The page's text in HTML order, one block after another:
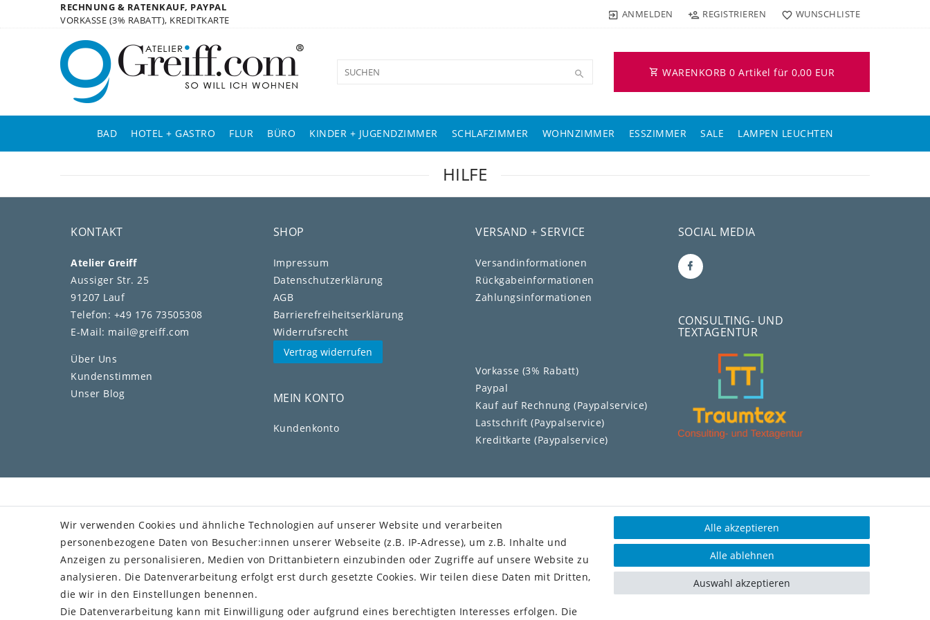
RECHNUNG & RATENKAUF, PAYPAL
VORKASSE (3% RABATT), KREDITKARTE
ANMELDEN REGISTRIEREN WUNSCHLISTE
WARENKORB 0 Artikel für 0,00 EUR
BAD HOTEL + GASTRO FLUR BÜRO KINDER + JUGENDZIMMER SCHLAFZIMMER WOHNZIMMER ESSZIMMER SALE LAMPEN LEUCHTEN
HILFE
KONTAKT
Atelier Greiff
Aussiger Str. 25
91207 Lauf
Telefon: +49 176 73505308
E-Mail: mail@greiff.com
Über Uns
Kundenstimmen
Unser Blog
SHOP
Impressum
Daten­schutz­erklärung
AGB
Barrierefreiheitserklärung
Widerrufs­recht
Vertrag widerrufen
MEIN KONTO
Kundenkonto
VERSAND + SERVICE
Versandinformationen
Rückgabeinformationen
Zahlungsinformationen
Vorkasse (3% Rabatt)
Paypal
Kauf auf Rechnung (Paypalservice)
Lastschrift (Paypalservice)
Kreditkarte (Paypalservice)
SOCIAL MEDIA
CONSULTING- UND
TEXTAGENTUR
Wir verwenden Cookies und ähnliche Technologien auf unserer Website und verarbeiten
personenbezogene Daten von Besucher:innen unserer Webseite (z.B. IP-Adresse), um z.B. Inhalte und
Anzeigen zu personalisieren, Medien von Drittanbietern einzubinden oder Zugriffe auf unsere Website zu
analysieren. Die Datenverarbeitung erfolgt erst durch gesetzte Cookies. Wir teilen diese Daten mit Dritten,
die wir in den Einstellungen benennen.
Die Datenverarbeitung kann mit Einwilligung oder aufgrund eines berechtigten Interesses erfolgen. Die
Alle akzeptieren
Alle ablehnen
Auswahl akzeptieren